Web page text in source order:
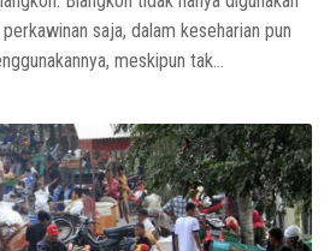
saja, dalam keseharian pun
meskipun tak...